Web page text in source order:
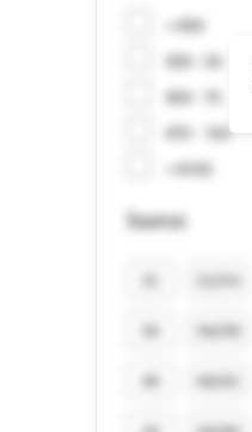
< €30
€30 - 50
€50 - 75
€75 - 150
> €150
Suurus